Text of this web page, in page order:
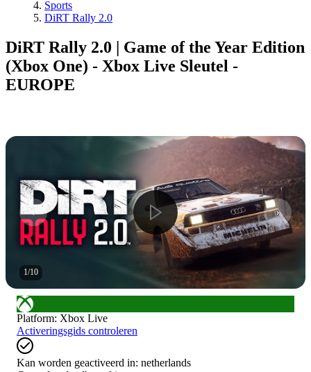
Sports
DiRT Rally 2.0
DiRT Rally 2.0 | Game of the Year Edition
(Xbox One) - Xbox Live Sleutel -
EUROPE
1/10
Platform: Xbox Live
Activeringsgids controleren
Kan worden geactiveerd in: netherlands